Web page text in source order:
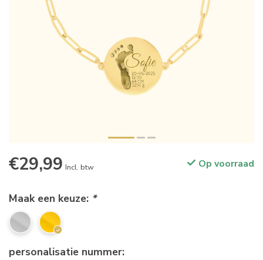
€29,99 Incl. btw Op voorraad
Maak een keuze: *
personalisatie nummer: